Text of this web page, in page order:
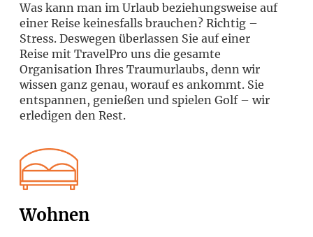
Was kann man im Urlaub beziehungsweise auf
einer Reise keinesfalls brauchen? Richtig –
Stress. Deswegen überlassen Sie auf einer
Reise mit TravelPro uns die gesamte
Organisation Ihres Traumurlaubs, denn wir
wissen ganz genau, worauf es ankommt. Sie
entspannen, genießen und spielen Golf – wir
erledigen den Rest.
Wohnen